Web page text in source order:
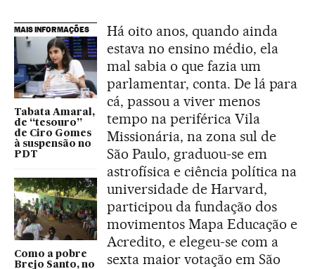
MAIS INFORMAÇÕES
Tabata Amaral,
de “tesouro”
de Ciro Gomes
à suspensão no
PDT
Como a pobre
Brejo Santo, no
Há oito anos, quando ainda
estava no ensino médio, ela
mal sabia o que fazia um
parlamentar, conta. De lá para
cá, passou a viver menos
tempo na periférica Vila
Missionária, na zona sul de
São Paulo, graduou-se em
astrofísica e ciência política na
universidade de Harvard,
participou da fundação dos
movimentos Mapa Educação e
Acredito, e elegeu-se com a
sexta maior votação em São